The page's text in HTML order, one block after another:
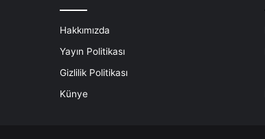
Hakkımızda
Yayın Politikası
Gizlilik Politikası
Künye